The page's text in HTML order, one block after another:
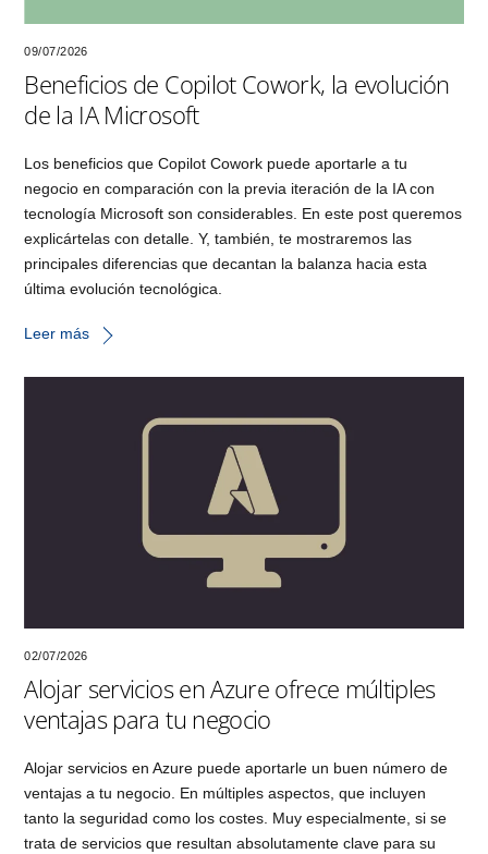
09/07/2026
Beneficios de Copilot Cowork, la evolución
de la IA Microsoft
Los beneficios que Copilot Cowork puede aportarle a tu
negocio en comparación con la previa iteración de la IA con
tecnología Microsoft son considerables. En este post queremos
explicártelas con detalle. Y, también, te mostraremos las
principales diferencias que decantan la balanza hacia esta
última evolución tecnológica.
Leer más
02/07/2026
Alojar servicios en Azure ofrece múltiples
ventajas para tu negocio
Alojar servicios en Azure puede aportarle un buen número de
ventajas a tu negocio. En múltiples aspectos, que incluyen
tanto la seguridad como los costes. Muy especialmente, si se
trata de servicios que resultan absolutamente clave para su